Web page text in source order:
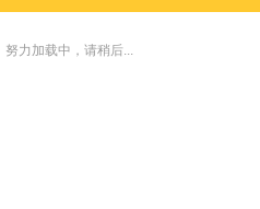
努力加载中，请稍后...